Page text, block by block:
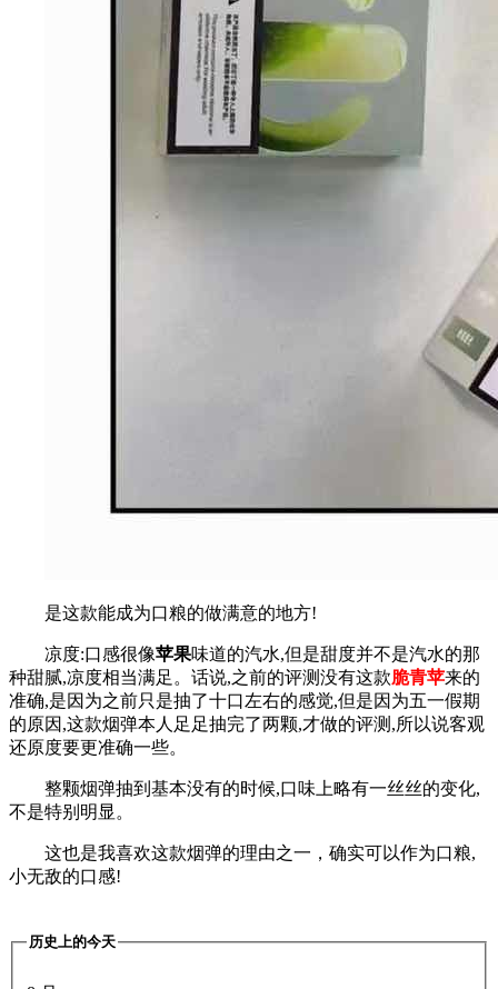
是这款能成为口粮的做满意的地方!
凉度:口感很像苹果味道的汽水,但是甜度并不是汽水的那
种甜腻,凉度相当满足。话说,之前的评测没有这款脆青苹来的
准确,是因为之前只是抽了十口左右的感觉,但是因为五一假期
的原因,这款烟弹本人足足抽完了两颗,才做的评测,所以说客观
还原度要更准确一些。
整颗烟弹抽到基本没有的时候,口味上略有一丝丝的变化,
不是特别明显。
这也是我喜欢这款烟弹的理由之一，确实可以作为口粮,
小无敌的口感!
历史上的今天